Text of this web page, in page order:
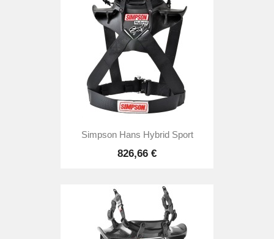
Simpson Hans Hybrid Sport
826,66 €